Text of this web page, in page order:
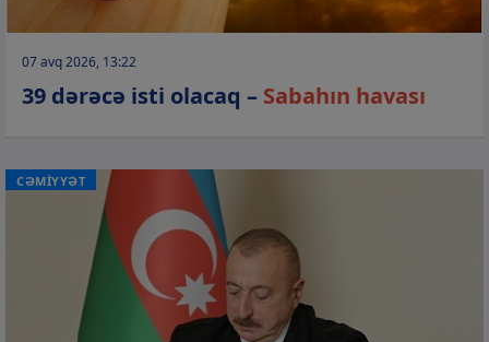
07 avq 2026, 13:22
39 dərəcə isti olacaq – Sabahın havası
CƏMİYYƏT